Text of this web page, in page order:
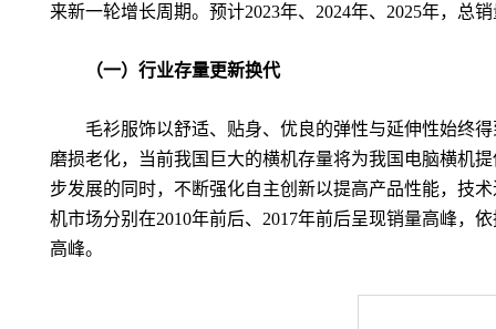
来新一轮增长周期。预计2023年、 2024年、 2025年，总
（一）行业存量更新换代
毛衫服饰以舒适、贴身、优良的弹性与延伸性始终
磨损老化，当前我国巨大的横机存量将为我国电脑横机
步发展的同时，不断强化自主创新以提高产品性能，技
机市场分别在2010年前后、 2017年前后呈现销量高峰，
高峰。